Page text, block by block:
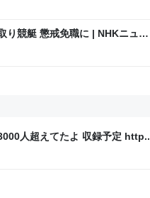
り競艇 懲戒免職に | NHKニュー
人超えてたよ 収録予定 http..